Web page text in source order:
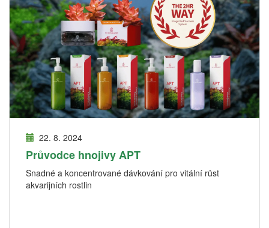
22. 8. 2024
Průvodce hnojivy APT
Snadné a koncentrované dávkování pro vitální růst
akvarijních rostlin